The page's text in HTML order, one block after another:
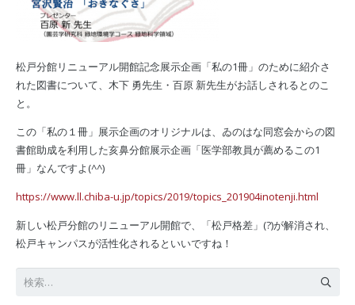
松戸分館リニューアル開館記念展示企画「私の1冊」のために紹介さ
れた図書について、木下 勇先生・百原 新先生がお話しされるとのこ
と。
この「私の１冊」展示企画のオリジナルは、ゐのはな同窓会からの図
書館助成を利用した亥鼻分館展示企画「医学部教員が薦めるこの1
冊」なんですよ(^^)
https://www.ll.chiba-u.jp/topics/2019/topics_201904inotenji.html
新しい松戸分館のリニューアル開館で、「松戸格差」(?)が解消され、
松戸キャンパスが活性化されるといいですね！